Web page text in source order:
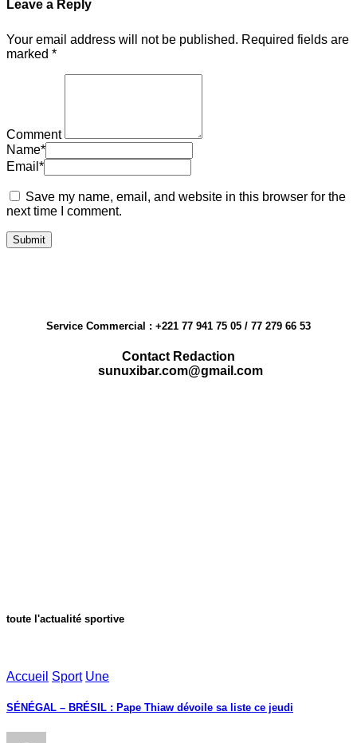
Leave a Reply
Your email address will not be published. Required fields are
marked *
Comment
Name*
Email *
Save my name, email, and website in this browser for the
next time I comment.
Service Commercial : +221 77 941 75 05 / 77 279 66 53
Contact Redaction
sunuxibar.com@gmail.com
toute l'actualité sportive
Accueil Sport Une
SÉNÉGAL – BRÉSIL : Pape Thiaw dévoile sa liste ce jeudi